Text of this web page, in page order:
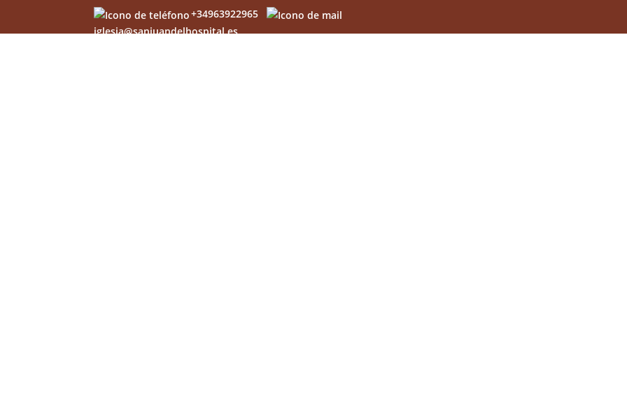
+34963922965
iglesia@sanjuandelhospital.es